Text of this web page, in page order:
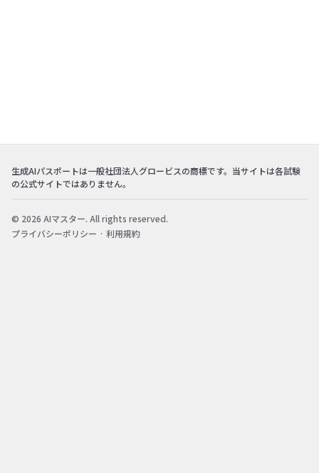
生成AIパスポートは一般社団法人グロービスの商標です。当サイトは各試験
の公式サイトではありません。
© 2026 AIマスター. All rights reserved.
プライバシーポリシー · 利用規約